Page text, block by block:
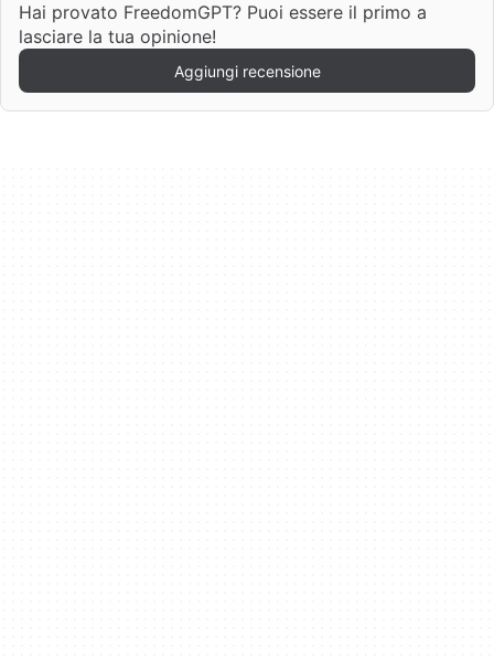
Hai provato FreedomGPT? Puoi essere il primo a
lasciare la tua opinione!
Aggiungi recensione